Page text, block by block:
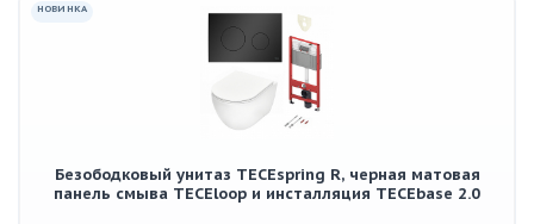
НОВИНКА
Безободковый унитаз TECEspring R, черная матовая
панель смыва TECEloop и инсталляция TECEbase 2.0